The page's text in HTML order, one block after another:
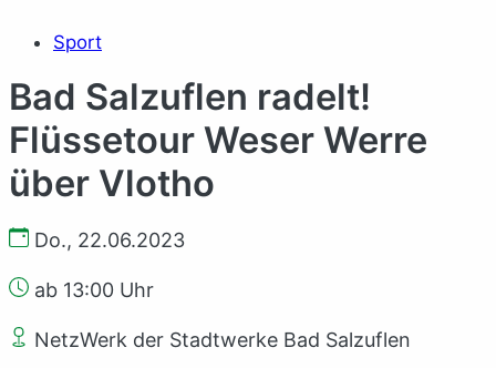
Sport
Bad Salzuflen radelt!
Flüssetour Weser Werre
über Vlotho
Do., 22.06.2023
ab 13:00 Uhr
NetzWerk der Stadtwerke Bad Salzuflen